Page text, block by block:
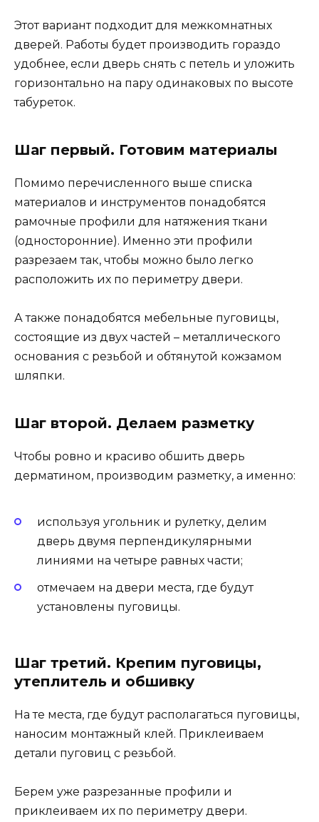
Этот вариант подходит для межкомнатных
дверей. Работы будет производить гораздо
удобнее, если дверь снять с петель и уложить
горизонтально на пару одинаковых по высоте
табуреток.
Шаг первый. Готовим материалы
Помимо перечисленного выше списка
материалов и инструментов понадобятся
рамочные профили для натяжения ткани
(односторонние). Именно эти профили
разрезаем так, чтобы можно было легко
расположить их по периметру двери.
А также понадобятся мебельные пуговицы,
состоящие из двух частей – металлического
основания с резьбой и обтянутой кожзамом
шляпки.
Шаг второй. Делаем разметку
Чтобы ровно и красиво обшить дверь
дерматином, производим разметку, а именно:
используя угольник и рулетку, делим
дверь двумя перпендикулярными
линиями на четыре равных части;
отмечаем на двери места, где будут
установлены пуговицы.
Шаг третий. Крепим пуговицы,
утеплитель и обшивку
На те места, где будут располагаться пуговицы,
наносим монтажный клей. Приклеиваем
детали пуговиц с резьбой.
Берем уже разрезанные профили и
приклеиваем их по периметру двери.